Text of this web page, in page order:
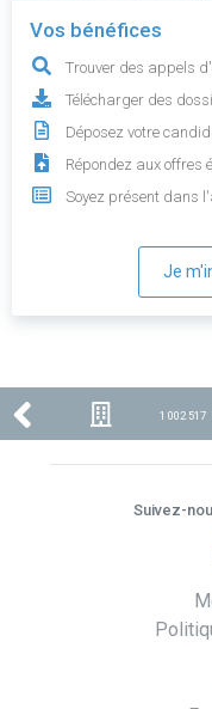
Vos bénéfices
Trouver des appels
Télécharger des
Déposez votre
Répondez aux offres
Soyez présent dans
Je
1 002 517
Suivez-